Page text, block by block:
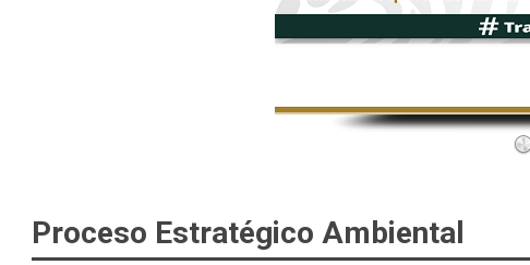
Proceso Estratégico Ambiental